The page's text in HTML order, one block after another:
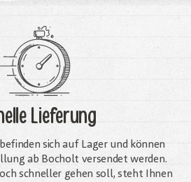
Lieferung
sich auf Lager und können
ab Bocholt versendet werden.
schneller gehen soll, steht Ihnen